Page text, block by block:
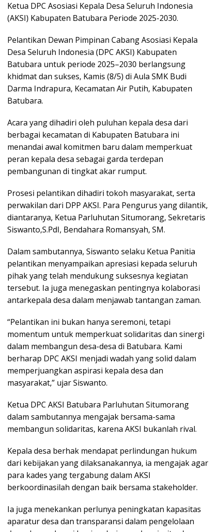
Ketua DPC Asosiasi Kepala Desa Seluruh Indonesia
(AKSI) Kabupaten Batubara Periode 2025-2030.
Pelantikan Dewan Pimpinan Cabang Asosiasi Kepala
Desa Seluruh Indonesia (DPC AKSI) Kabupaten
Batubara untuk periode 2025–2030 berlangsung
khidmat dan sukses, Kamis (8/5) di Aula SMK Budi
Darma Indrapura, Kecamatan Air Putih, Kabupaten
Batubara.
Acara yang dihadiri oleh puluhan kepala desa dari
berbagai kecamatan di Kabupaten Batubara ini
menandai awal komitmen baru dalam memperkuat
peran kepala desa sebagai garda terdepan
pembangunan di tingkat akar rumput.
Prosesi pelantikan dihadiri tokoh masyarakat, serta
perwakilan dari DPP AKSI. Para Pengurus yang dilantik,
diantaranya, Ketua Parluhutan Situmorang, Sekretaris
Siswanto,S.PdI, Bendahara Romansyah, SM.
Dalam sambutannya, Siswanto selaku Ketua Panitia
pelantikan menyampaikan apresiasi kepada seluruh
pihak yang telah mendukung suksesnya kegiatan
tersebut. Ia juga menegaskan pentingnya kolaborasi
antarkepala desa dalam menjawab tantangan zaman.
“Pelantikan ini bukan hanya seremoni, tetapi
momentum untuk memperkuat solidaritas dan sinergi
dalam membangun desa-desa di Batubara. Kami
berharap DPC AKSI menjadi wadah yang solid dalam
memperjuangkan aspirasi kepala desa dan
masyarakat,” ujar Siswanto.
Ketua DPC AKSI Batubara Parluhutan Situmorang
dalam sambutannya mengajak bersama-sama
membangun solidaritas, karena AKSI bukanlah rival.
Kepala desa berhak mendapat perlindungan hukum
dari kebijakan yang dilaksanakannya, ia mengajak agar
para kades yang tergabung dalam AKSI
berkoordinasilah dengan baik bersama stakeholder.
Ia juga menekankan perlunya peningkatan kapasitas
aparatur desa dan transparansi dalam pengelolaan